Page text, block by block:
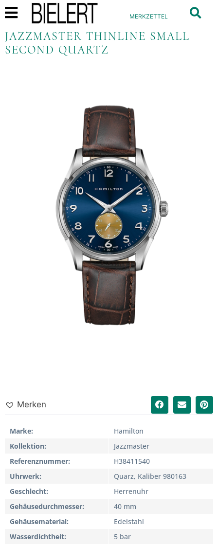
MERKZETTEL
JAZZMASTER THINLINE SMALL
SECOND QUARTZ
Merken
Marke
Hamilton
Kollektion
Jazzmaster
Referenznummer
H38411540
Uhrwerk
Quarz, Kaliber 980163
Geschlecht
Herrenuhr
Gehäusedurchmesser
40 mm
Gehäusematerial
Edelstahl
Wasserdichtheit
5 bar